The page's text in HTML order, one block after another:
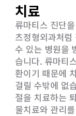
치료
류마티스 진단
츠정형외과처럼
수 있는 병원을
습니다. 류마티
환이기 때문에
걸릴 수밖에 없
절을 치료하는
물치료와 관리